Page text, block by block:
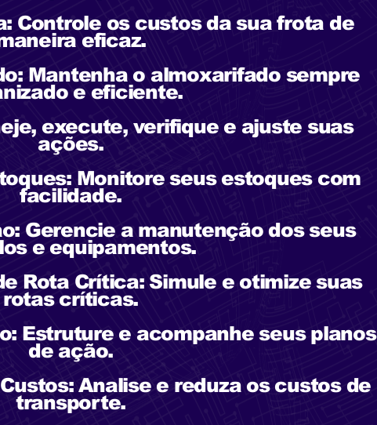
Controle os custos da sua frota de
eficaz.
Mantenha o almoxarifado sempre
e eficiente.
execute, verifique e ajuste suas
ações.
Monitore seus estoques com
facilidade.
Gerencie a manutenção dos seus
e equipamentos.
Rota Crítica: Simule e otimize suas
rotas críticas.
Estruture e acompanhe seus planos
de ação.
Analise e reduza os custos de
transporte.